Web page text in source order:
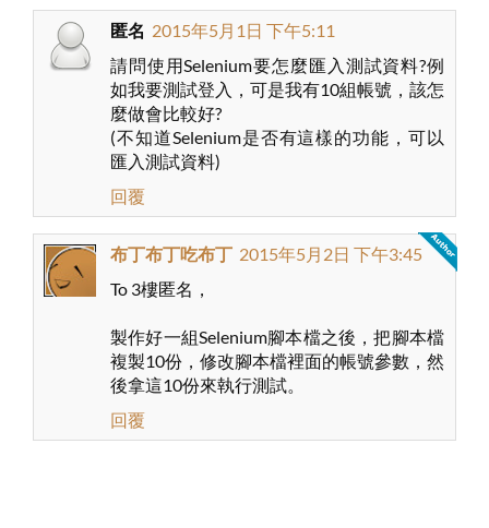
匿名 2015年5月1日 下午5:11
請問使用Selenium要怎麼匯入測試資料?例
如我要測試登入，可是我有10組帳號，該怎
麼做會比較好?
(不知道Selenium是否有這樣的功能，可以
匯入測試資料)
回覆
布丁布丁吃布丁 2015年5月2日 下午3:45
To 3樓匿名，
製作好一組Selenium腳本檔之後，把腳本檔
複製10份，修改腳本檔裡面的帳號參數，然
後拿這10份來執行測試。
回覆